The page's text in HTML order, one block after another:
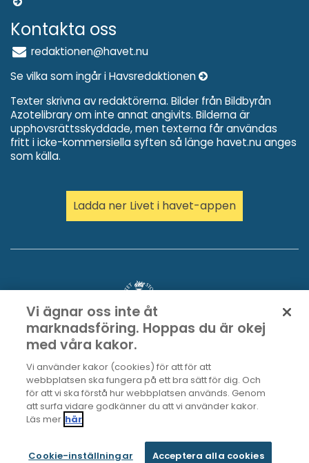
Kontakta oss
redaktionen@havet.nu
Se vilka som ingår i Havsredaktionen
Texter skrivna av redaktörerna. Bilder från Bildbyrån
Azotelibrary om inte annat angivits. Bilderna är
upphovsrättsskyddade, men texterna får användas
fritt i icke-kommersiella syften så länge havet.nu anges
som källa.
Ladda ner Livet i havet-appen
Vi ägnar oss inte åt
marknadsföring. Hoppas du är okej
med våra kakor.
Vi använder kakor (cookies) för att för att
webbplatsen ska fungera på ett bra sätt för dig. Och
för att vi ska förstå hur webbplatsen används. Genom
att surfa vidare godkänner du att vi använder kakor.
Läs mer här
Cookie-inställningar Acceptera alla cookies